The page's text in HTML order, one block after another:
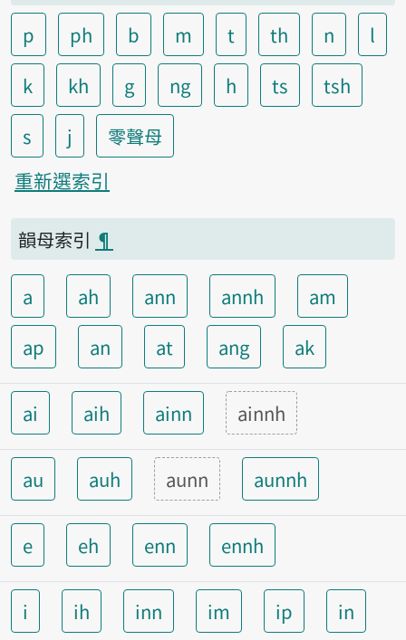
p
ph b m t th n
l
k
kh g ng h ts
tsh
s
j
零聲母
重新選索引
韻母索引 ¶
a ah ann annh
am
ap
an at ang ak
ai aih ainn ainnh
au auh aunn aunnh
e eh enn ennh
i ih inn im ip
in